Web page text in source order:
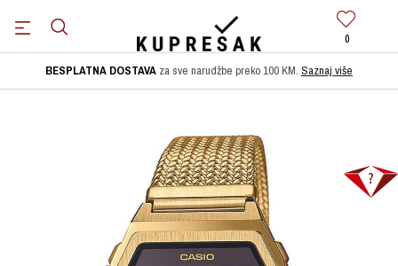
0
BESPLATNA DOSTAVA za sve narudžbe preko 100 KM. Saznaj više